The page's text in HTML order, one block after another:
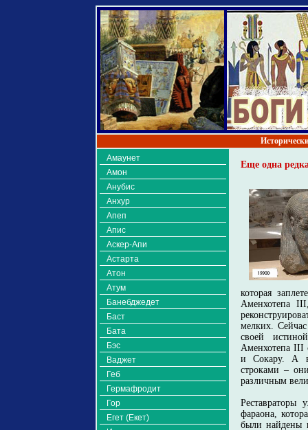
Амаунет
Амон
Анубис
Анхур
Апеп
Апис
Аскер-Апи
Астарта
Атон
Атум
Банебджедет
Баст
Бата
Бэс
Ваджет
Геб
Гермафродит
Гор
Егет (Екет)
Еще одна
которая
Аменхотепа
мелких.
своей
Аменхотепа III
и Сокару. А
строками –
различным
Реставраторы
фараона,
были найдены